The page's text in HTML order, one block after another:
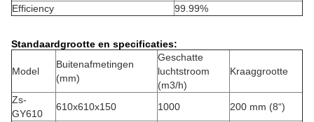
Efficiency 99.99%
Standaardgrootte en specificaties:
Model
Buitenafmetingen
(mm)
Geschatte
luchtstroom
(m3/h)
Kraaggrootte
Zs-
GY610
610x610x150 1000
200 mm (8“)